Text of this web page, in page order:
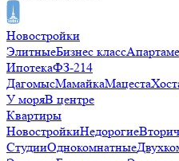
Новостройки
ЭлитныеБизнес класс
ИпотекаФЗ-214
ДагомысМамайкаМацеста
У моряВ центре
Квартиры
НовостройкиНедорогие
СтудииОднокомнатные